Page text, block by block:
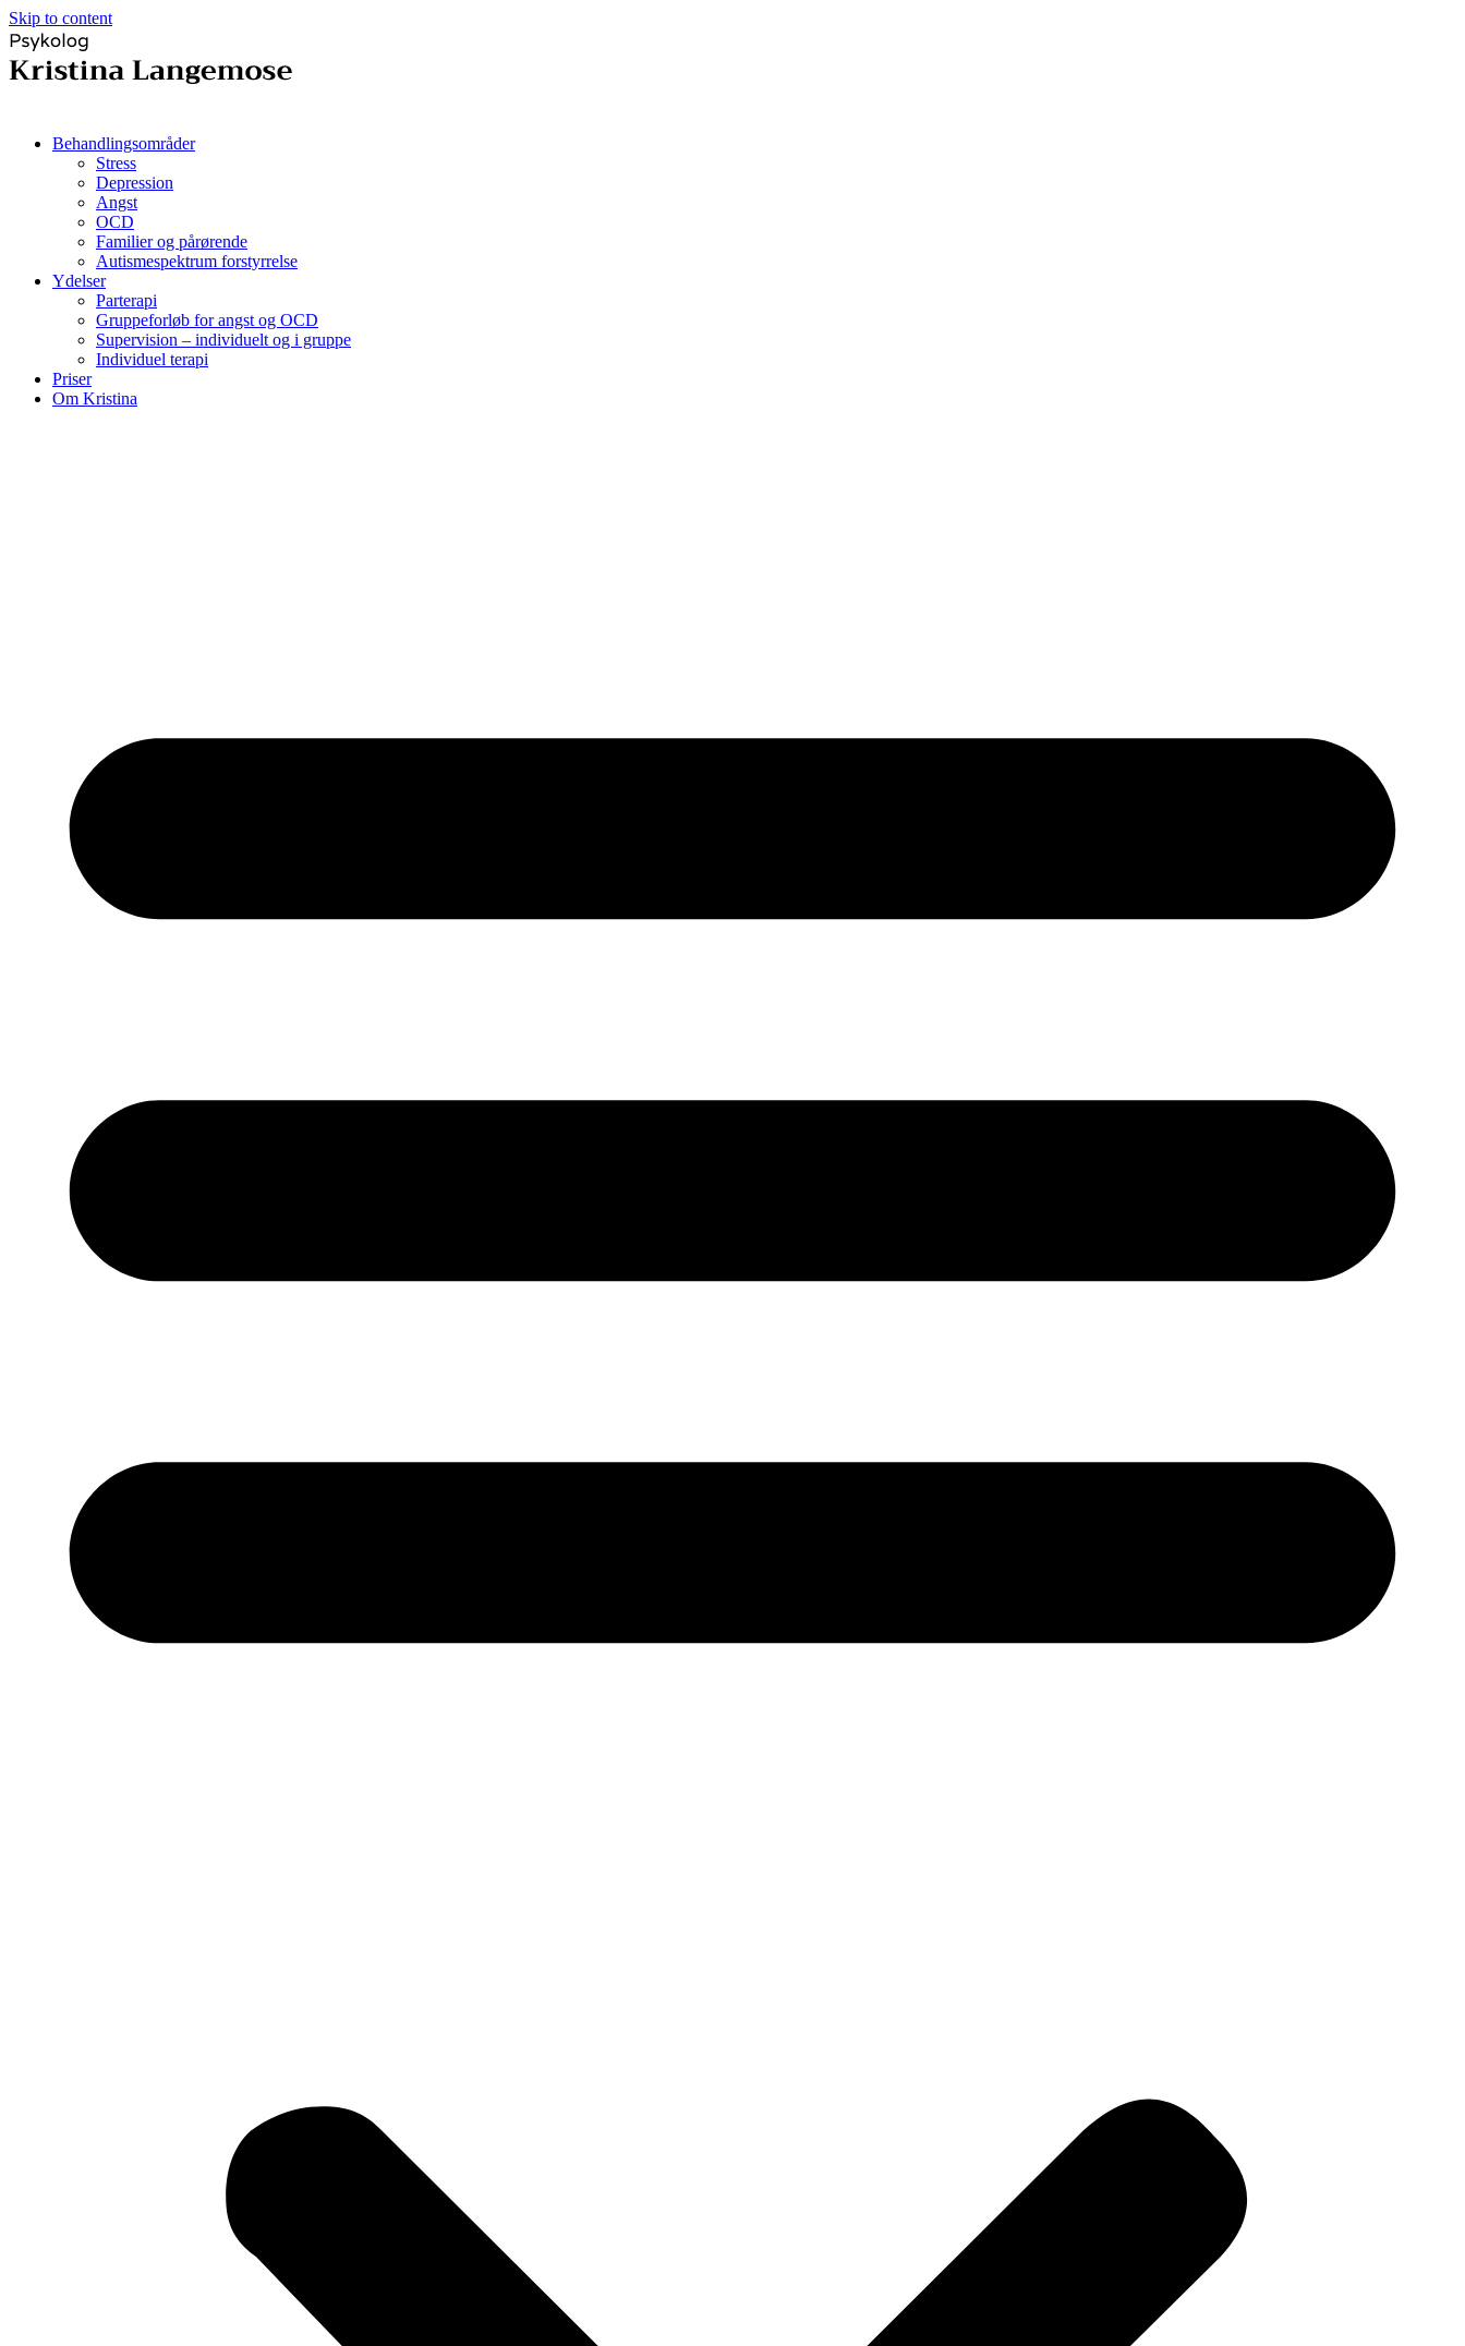
Skip to content
Behandlingsområder
Stress
Depression
Angst
OCD
Familier og pårørende
Autismespektrum forstyrrelse
Ydelser
Parterapi
Gruppeforløb for angst og OCD
Supervision – individuelt og i gruppe
Individuel terapi
Priser
Om Kristina